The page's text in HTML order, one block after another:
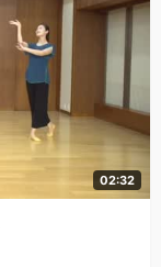
02:32